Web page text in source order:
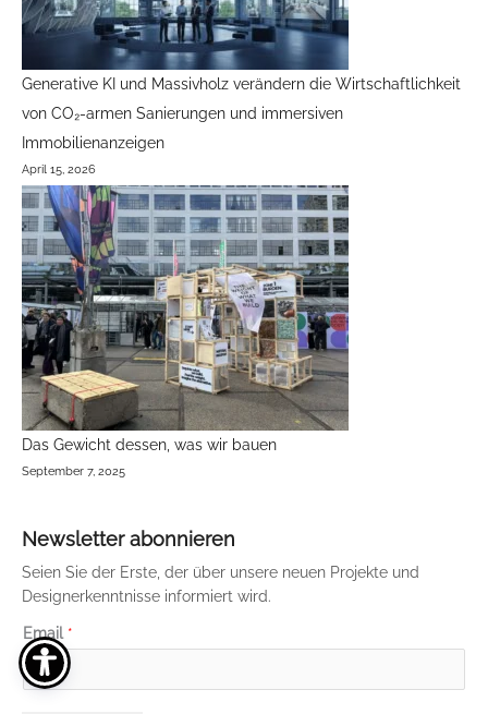
Generative KI und Massivholz verändern die Wirtschaftlichkeit
von CO₂-armen Sanierungen und immersiven
Immobilienanzeigen
April 15, 2026
Das Gewicht dessen, was wir bauen
September 7, 2025
Newsletter abonnieren
Seien Sie der Erste, der über unsere neuen Projekte und
Designerkenntnisse informiert wird.
E
m
a
Email *